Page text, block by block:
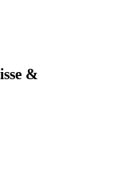
&